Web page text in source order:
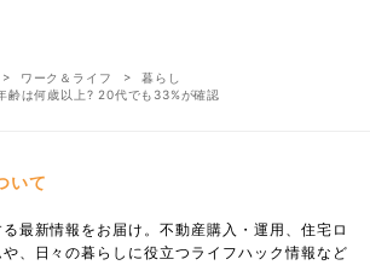
ワーク＆ライフ
暮らし
齢は何歳以上? 20代でも33%が確認
いて
最新情報をお届け。不動産購入・運用、住宅ロ
、日々の暮らしに役立つライフハック情報など